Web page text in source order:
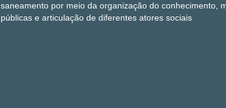
saneamento por meio da organização do conhecimento,
públicas e articulação de diferentes atores sociais